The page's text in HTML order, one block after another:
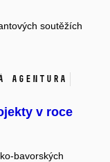
soutěžích
agentura
v roce
bavorských